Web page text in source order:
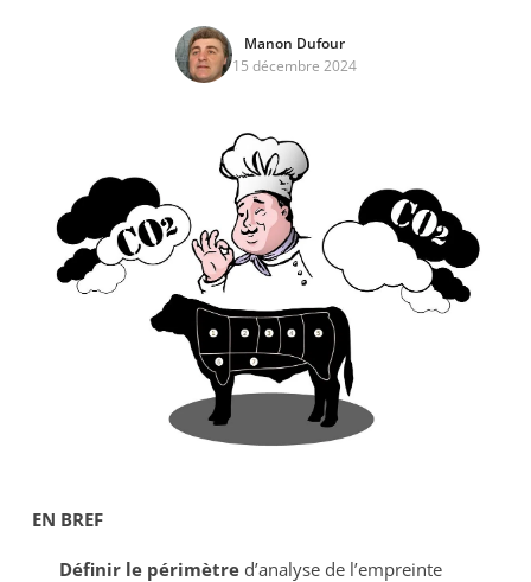
Manon Dufour
15 décembre 2024
EN BREF
Définir le périmètred’analyse de l’empreinte